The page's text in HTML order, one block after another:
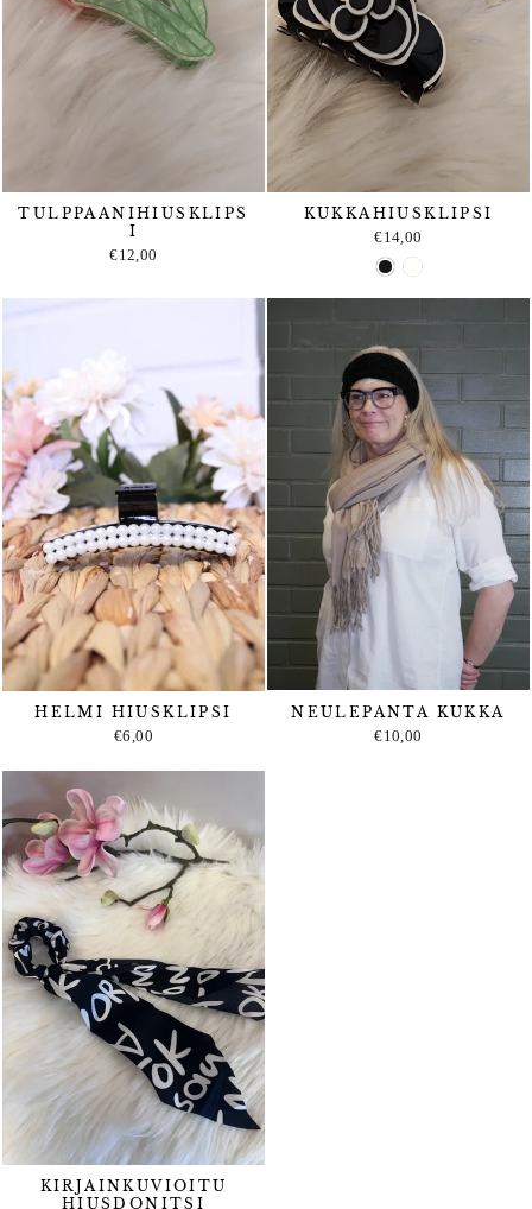
TULPPAANIHIUSKLIPS
I
€12,00
KUKKAHIUSKLIPSI
€14,00
HELMI HIUSKLIPSI
€6,00
NEULEPANTA KUKKA
€10,00
KIRJAINKUVIOITU
HIUSDONITSI